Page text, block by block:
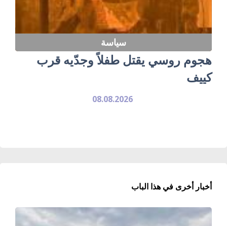
سياسة
هجوم روسي يقتل طفلاً وجدّيه قرب
كييف
08.08.2026
أخبار أخرى في هذا الباب